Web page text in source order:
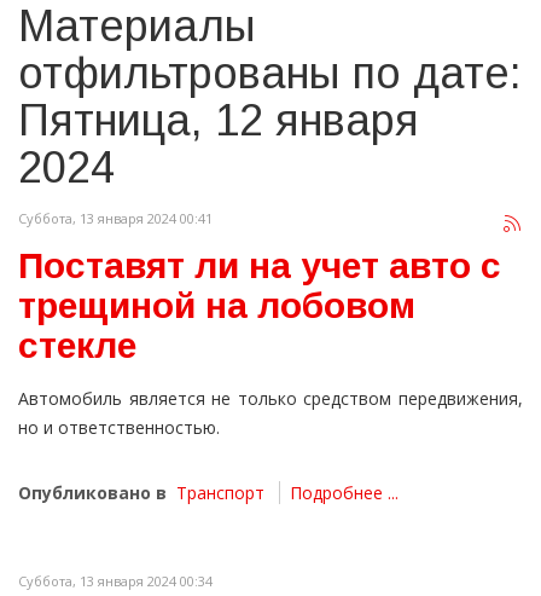
Материалы
отфильтрованы по дате:
Пятница, 12 января
2024
Суббота, 13 января 2024 00:41
Поставят ли на учет авто с
трещиной на лобовом
стекле
Автомобиль является не только средством передвижения,
но и ответственностью.
Опубликовано в Транспорт Подробнее ...
Суббота, 13 января 2024 00:34